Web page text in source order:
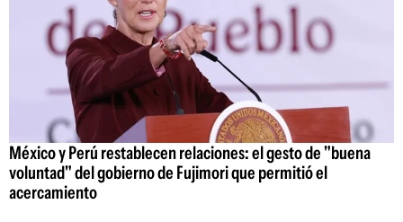
México y Perú restablecen relaciones: el gesto de "buena
voluntad" del gobierno de Fujimori que permitió el
acercamiento